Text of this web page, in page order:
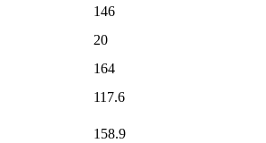
146
20
164
117.6
158.9